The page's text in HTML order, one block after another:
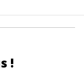
!